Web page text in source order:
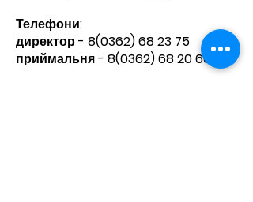
Телефони:​
директор - 8(0362) 68 23 75
приймальня - 8(0362) 68 20 60